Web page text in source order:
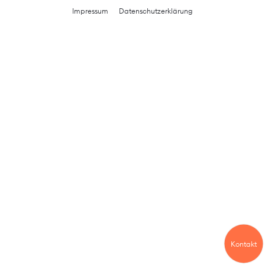
Kontakt
Impressum Datenschutzerklärung